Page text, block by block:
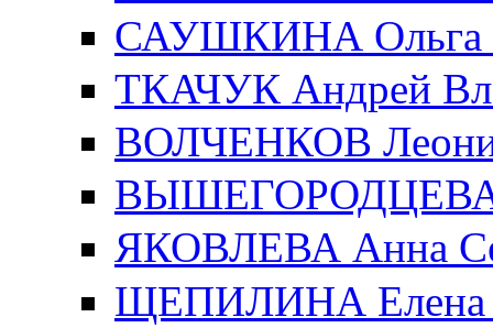
САУШКИНА Ольга
ТКАЧУК Андрей
ВОЛЧЕНКОВ
ВЫШЕГОРОДЦЕВА
ЯКОВЛЕВА Анна
ЩЕПИЛИНА Елена